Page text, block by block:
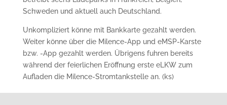
Schweden und aktuell auch Deutschland.
Unkompliziert könne mit Bankkarte gezahlt werden.
Weiter könne über die Milence-App und eMSP-Karste
bzw. -App gezahlt werden. Übrigens fuhren bereits
während der feierlichen Eröffnung erste eLKW zum
Aufladen die Milence-Stromtankstelle an. (ks)